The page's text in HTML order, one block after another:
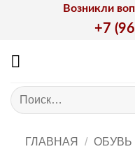
Возникли
+7
Искать:
ГЛАВНАЯ / ОБУВЬ